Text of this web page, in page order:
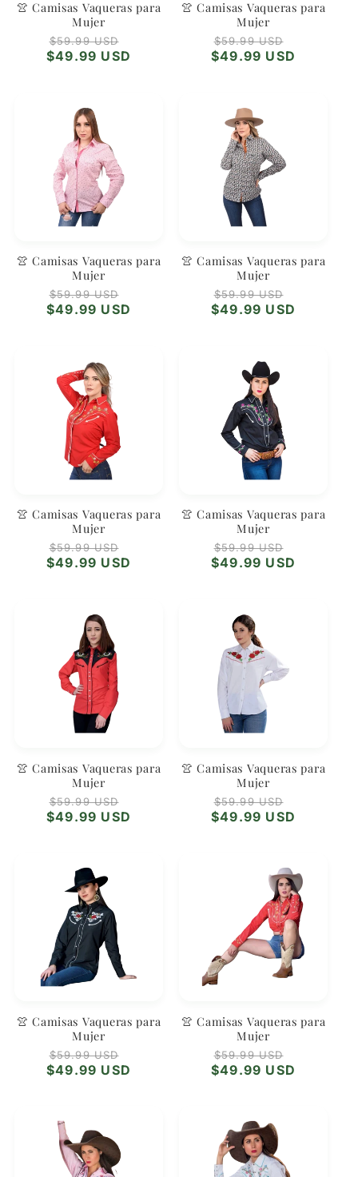
👚 Camisas Vaqueras para
Mujer
Precio
habitual
$59.99 USD
de
$49.99 USD
👚 Camisas Vaqueras para
Mujer
Precio
habitual
$59.99 USD
de
$49.99 USD
👚 Camisas Vaqueras para
Mujer
Precio
habitual
$59.99 USD
de
$49.99 USD
👚 Camisas Vaqueras para
Mujer
Precio
habitual
$59.99 USD
de
$49.99 USD
👚 Camisas Vaqueras para
Mujer
Precio
habitual
$59.99 USD
de
$49.99 USD
👚 Camisas Vaqueras para
Mujer
Precio
habitual
$59.99 USD
de
$49.99 USD
👚 Camisas Vaqueras para
Mujer
Precio
habitual
$59.99 USD
de
$49.99 USD
👚 Camisas Vaqueras para
Mujer
Precio
habitual
$59.99 USD
de
$49.99 USD
👚 Camisas Vaqueras para
Mujer
Precio
habitual
$59.99 USD
de
$49.99 USD
👚 Camisas Vaqueras para
Mujer
Precio
habitual
$59.99 USD
de
$49.99 USD